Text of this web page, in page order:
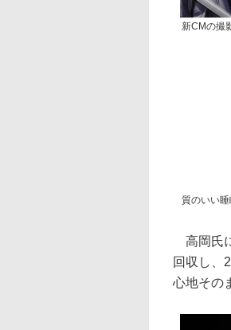
新CMの撮
質のいい
高岡氏
回収し、
心地その